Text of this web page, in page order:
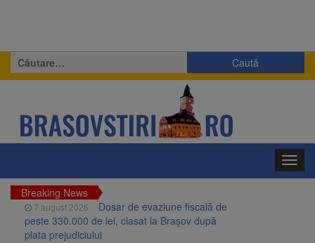
Caută
după:
Breaking News
7 august 2026
Dosar de evaziune fiscală de
peste 330.000 de lei, clasat la Brașov după
plata prejudiciului